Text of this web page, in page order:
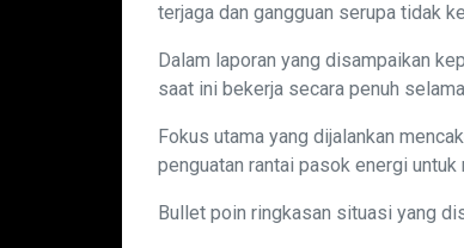
terjaga dan gangguan serupa tidak
Dalam laporan yang disampaikan
saat ini bekerja secara penuh
Fokus utama yang dijalankan
penguatan rantai pasok energi
Bullet poin ringkasan situasi yang